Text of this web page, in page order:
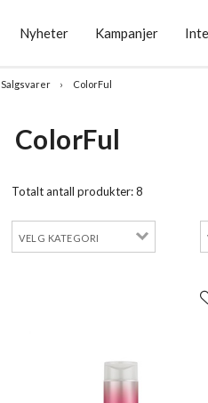
Nyheter Kampanjer
Salgsvarer ColorFul
ColorFul
Totalt antall produkter:8